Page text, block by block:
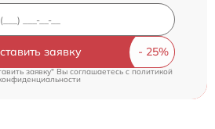
заявку
заявку" Вы соглашаетесь cполитикой